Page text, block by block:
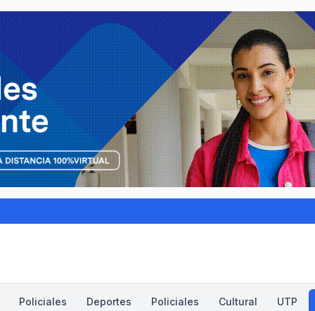
Policiales Deportes Policiales Cultural UTP